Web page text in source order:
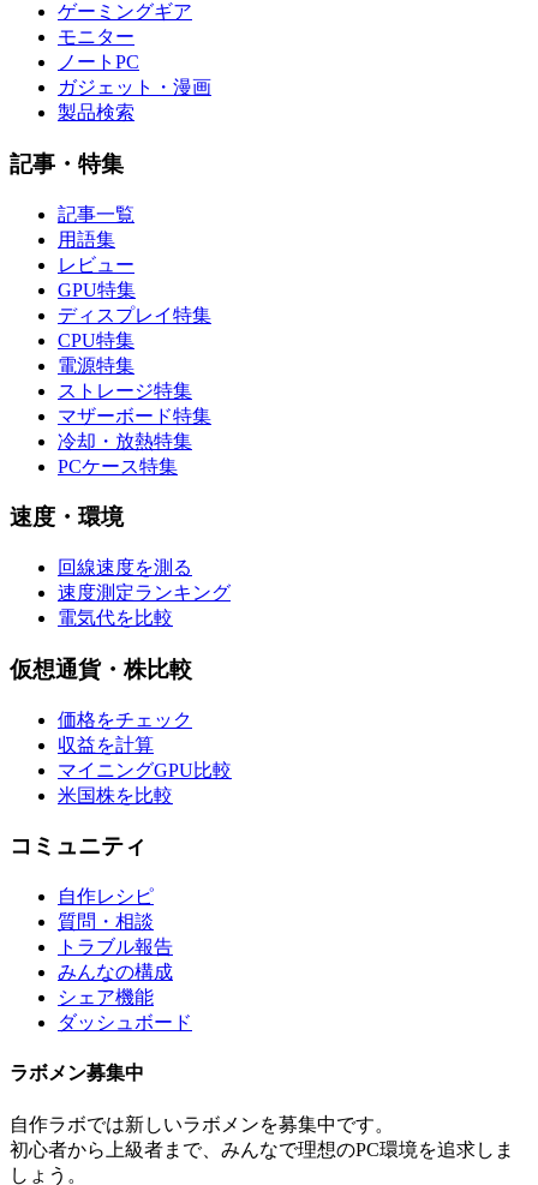
ゲーミングギア
モニター
ノートPC
ガジェット・漫画
製品検索
記事・特集
記事一覧
用語集
レビュー
GPU特集
ディスプレイ特集
CPU特集
電源特集
ストレージ特集
マザーボード特集
冷却・放熱特集
PCケース特集
速度・環境
回線速度を測る
速度測定ランキング
電気代を比較
仮想通貨・株比較
価格をチェック
収益を計算
マイニングGPU比較
米国株を比較
コミュニティ
自作レシピ
質問・相談
トラブル報告
みんなの構成
シェア機能
ダッシュボード
ラボメン募集中
自作ラボでは新しいラボメンを募集中です。
初心者から上級者まで、みんなで理想のPC環境を追求しま
しょう。